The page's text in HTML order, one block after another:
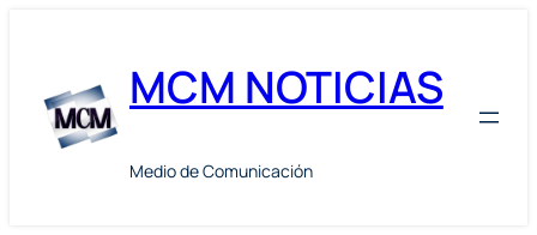
content
MCM NOTICIAS
Medio de Comunicación